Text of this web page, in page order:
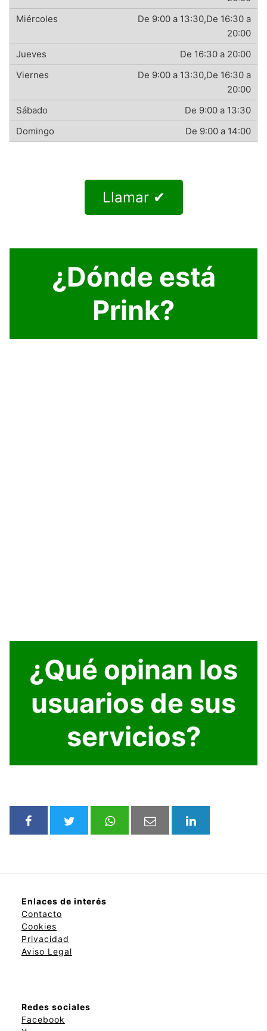
De 9:00 a 13:30,De 16:30 a
20:00
De 16:30 a 20:00
De 9:00 a 13:30,De 16:30 a
20:00
De 9:00 a 13:30
De 9:00 a 14:00
Llamar ✔
¿Dónde está
Prink?
¿Qué opinan los
usuarios de sus
servicios?
Enlaces de interés
Contacto
Cookies
Privacidad
Aviso Legal
Redes sociales
Facebook